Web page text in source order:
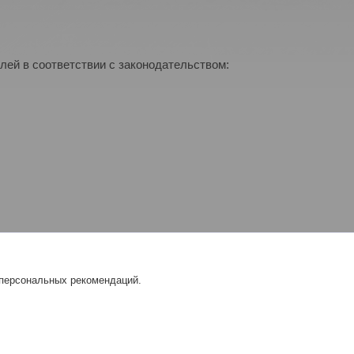
в соответствии с законодательством:
рекомендаций.